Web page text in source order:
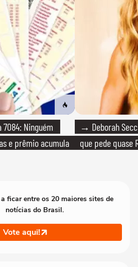
Ninguém
e prêmio acumula
→ Deborah
que pede quase
ficar entre os 20 maiores sites de
notícias do Brasil.
Vote aqui!